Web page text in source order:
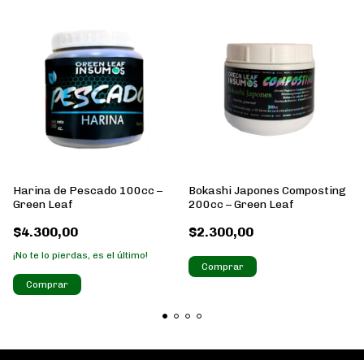
Harina de Pescado 100cc –
Green Leaf
$4.300,00
¡No te lo pierdas, es el último!
Bokashi Japones Composting
200cc – Green Leaf
$2.300,00